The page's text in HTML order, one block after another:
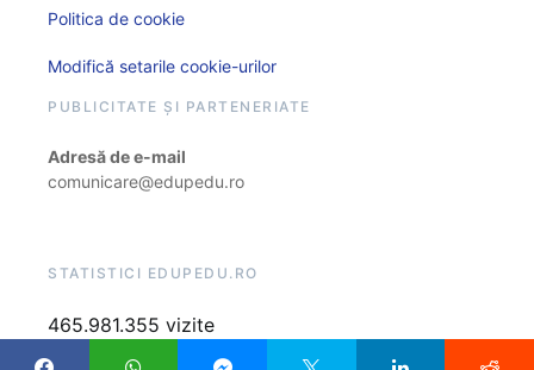
Politica de cookie
Modifică setarile cookie-urilor
PUBLICITATE ȘI PARTENERIATE
Adresă de e-mail
comunicare@edupedu.ro
STATISTICI EDUPEDU.RO
465.981.355 vizite